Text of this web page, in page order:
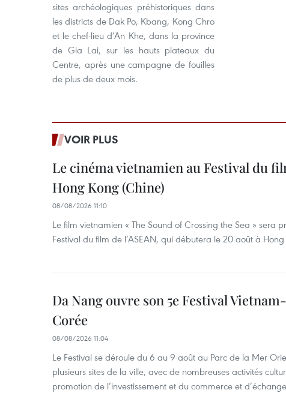
sites archéologiques préhistoriques dans
les districts de Dak Po, Kbang, Kong Chro
et le chef-lieu d’An Khe, dans la province
de Gia Lai, sur les hauts plateaux du
Centre, après une campagne de fouilles
de plus de deux mois.
VOIR PLUS
Le cinéma vietnamien au Festival du
Hong Kong (Chine)
08/08/2026 11:10
Le film vietnamien « The Sound of Crossing the Sea » sera
Festival du film de l’ASEAN, qui débutera le 20 août à
Da Nang ouvre son 5e Festival
Corée
08/08/2026 11:04
Le Festival se déroule du 6 au 9 août au Parc de la Mer
plusieurs sites de la ville, avec de nombreuses activités
promotion de l’investissement et du commerce et